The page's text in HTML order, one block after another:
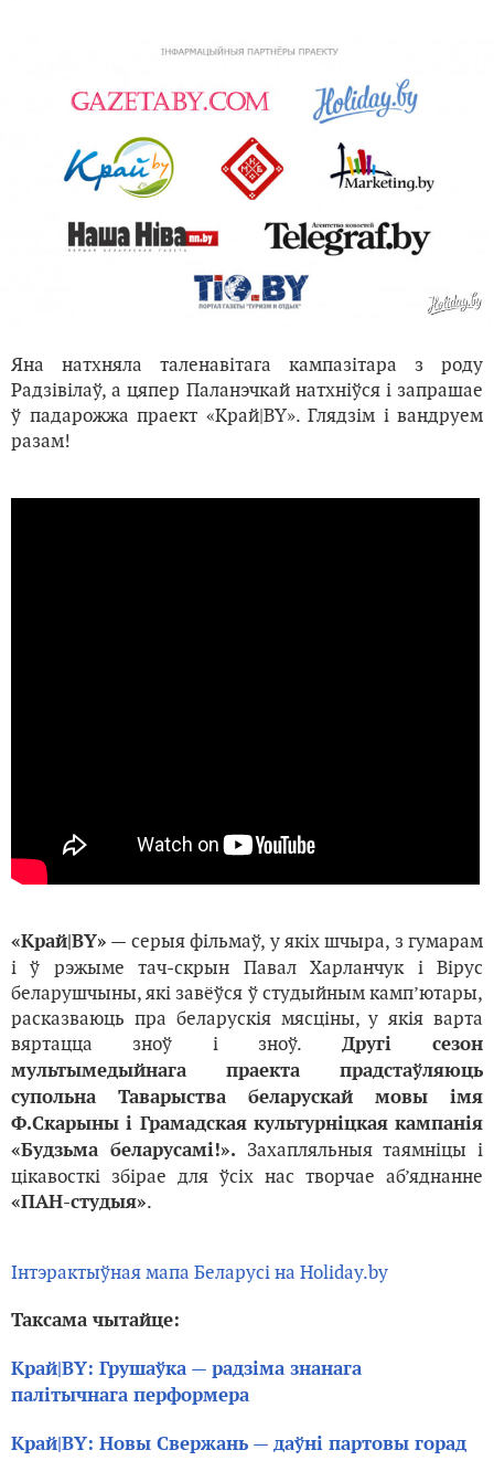
Яна натхняла таленавітага кампазітара з роду
Радзівілаў, а цяпер Паланэчкай натхніўся і запрашае
ў падарожжа праект «Край|BY». Глядзім і вандруем
разам!
«Край|BY» — серыя фільмаў, у якіх шчыра, з гумарам
і ў рэжыме тач-скрын Павал Харланчук і Вірус
беларушчыны, які завёўся ў студыйным камп’ютары,
расказваюць пра беларускія мясціны, у якія варта
вяртацца зноў і зноў. Другі сезон
мультымедыйнага праекта прадстаўляюць
супольна Таварыства беларускай мовы імя
Ф.Скарыны і Грамадская культурніцкая кампанія
«Будзьма беларусамі!». Захапляльныя таямніцы і
цікавосткі збірае для ўсіх нас творчае аб’яднанне
«ПАН-студыя».
Інтэрактыўная мапа Беларусі на Holiday.by
Таксама чытайце:
Край|BY: Грушаўка — радзіма знанага
палітычнага перформера
Край|BY: Новы Свержань — даўні партовы горад